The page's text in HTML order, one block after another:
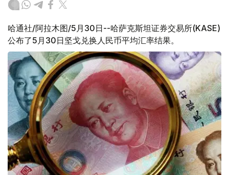
哈通社/阿拉木图/5月30日--哈萨克斯坦证券交易所(KASE)
公布了5月30日坚戈兑换人民币平均汇率结果。